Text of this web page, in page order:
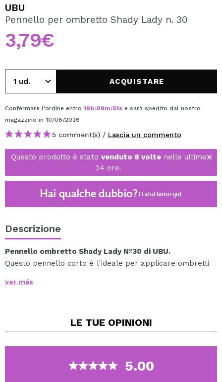
Creando un account su Maquibeauty.it potrai fare i tuoi
acquisti velocemente, controllare lo stato dei tuoi ordini e
consultare le tue operazioni precedenti.
CREARE UN ACCOUNT
UBU
Pennello per ombretto Shady Lady n. 30
3,79€
ACQUISTARE
Confermare l'ordine entro 19h:09m:51s e sarà spedito dal nostro
magazzino in 10/08/2026
5 comment(s) / Lascia un commento
Questo prodotto è stato venduto 8 voltenelle ultime
24 ore.
Hai qualche dubbio?Ti aiutiamoqui
Descrizione
Pennello ombretto Shady Lady Nº30 di UBU.
Questo pennello corto è l'ideale per applicare ombretti
facendo sì che tutti gli sguardi si rivolgano a te.
ver más
LE TUE OPINIONI
5.00